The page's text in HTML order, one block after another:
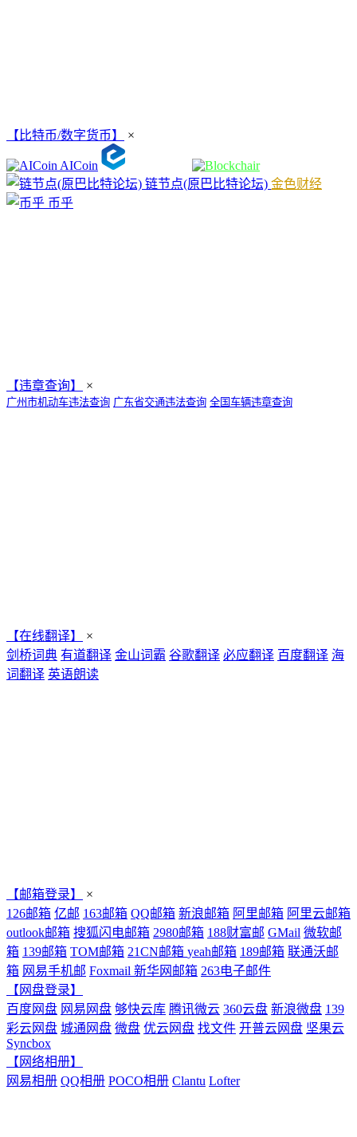
【比特币/数字货币】 ×
AICoin
链节点(原巴比特论坛) 金色财经
币乎
【违章查询】 ×
广州市机动车违法查询 广东省交通违法查询 全国车辆违章查询
【在线翻译】
×
剑桥词典 有道翻译 金山词霸 谷歌翻译 必应翻译 百度翻译 海
词翻译 英语朗读
【邮箱登录】
×
126邮箱 亿邮 163邮箱 QQ邮箱 新浪邮箱 阿里邮箱 阿里云邮箱
outlook邮箱 搜狐闪电邮箱 2980邮箱 188财富邮 GMail 微软邮
箱 139邮箱 TOM邮箱 21CN邮箱 yeah邮箱 189邮箱 联通沃邮
箱 网易手机邮 Foxmail 新华网邮箱 263电子邮件
【网盘登录】
百度网盘 网易网盘 够快云库 腾讯微云 360云盘 新浪微盘 139
彩云网盘 城通网盘 微盘 优云网盘 找文件 开普云网盘 坚果云
Syncbox
【网络相册】
网易相册 QQ相册 POCO相册 Clantu Lofter